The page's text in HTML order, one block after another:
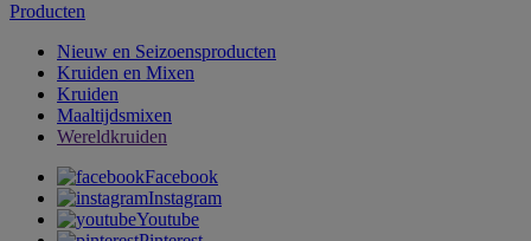
Producten
Nieuw en Seizoensproducten
Kruiden en Mixen
Kruiden
Maaltijdsmixen
Wereldkruiden
Facebook
Instagram
Youtube